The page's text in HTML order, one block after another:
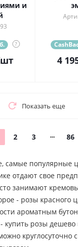
и
?
4
Показать еще
2 3 86
самые популярные
отдают свое
занимают
- розы красного
ароматным
купить розы дешево
круглосуточно